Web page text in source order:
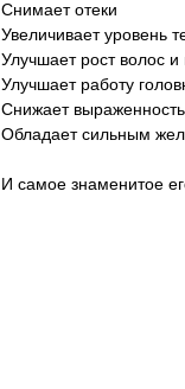
Снимает отеки
Увеличивает уровень
Улучшает рост волос и
Улучшает работу
Снижает
Обладает сильным
И самое знаменитое